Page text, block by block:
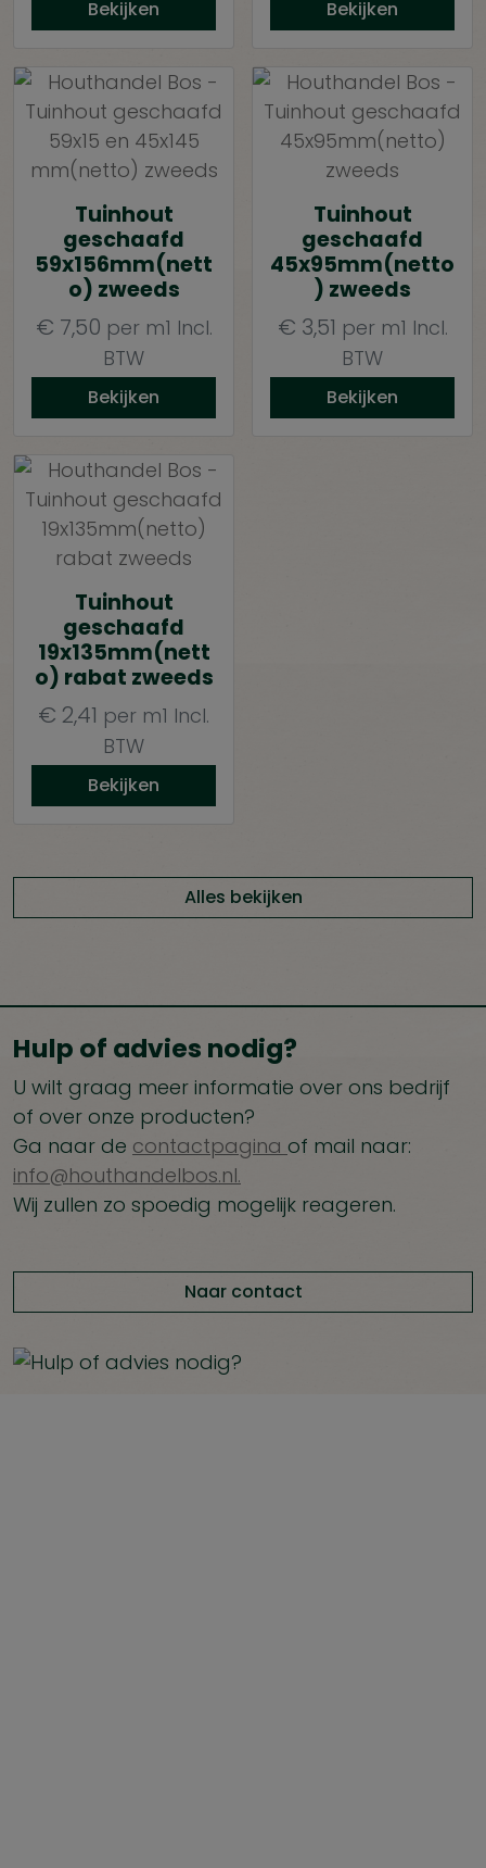
Bekijken Bekijken
Tuinhout
geschaafd
59x156mm(nett
o) zweeds
€ 7,50 per m1 Incl.
BTW
Bekijken
Tuinhout
geschaafd
45x95mm(netto
) zweeds
€ 3,51 per m1 Incl.
BTW
Bekijken
Tuinhout
geschaafd
19x135mm(nett
o) rabat zweeds
€ 2,41 per m1 Incl.
BTW
Bekijken
Alles bekijken
Hulp of advies nodig?
U wilt graag meer informatie over ons bedrijf
of over onze producten?
Ga naar de contactpagina of mail naar:
info@houthandelbos.nl.
Wij zullen zo spoedig mogelijk reageren.
Naar contact